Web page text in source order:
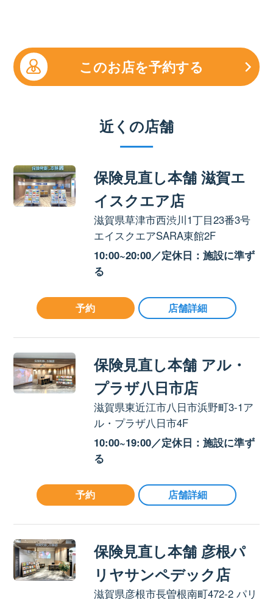
このお店を予約する
近くの店舗
保険見直し本舗 滋賀エ
イスクエア店
滋賀県草津市西渋川1丁目23番3号
エイスクエアSARA東館2F
10:00~20:00／定休日：施設に準ず
る
店舗詳細
予約
保険見直し本舗 アル・
プラザ八日市店
滋賀県東近江市八日市浜野町3-1ア
ル・プラザ八日市4F
10:00~19:00／定休日：施設に準ず
る
店舗詳細
予約
保険見直し本舗 彦根パ
リヤサンペデック店
滋賀県彦根市長曽根南町472-2 パリ